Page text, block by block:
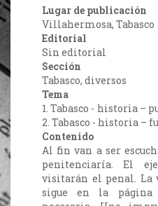
Lugar de publicación
Villahermosa, Tabasco
Editorial
Sin editorial
Sección
Tabasco, diversos
Tema
1. Tabasco - historia –
2. Tabasco - historia –
Contenido
Al fin van a ser
penitenciaría. El
visitarán el penal. La
sigue en la página